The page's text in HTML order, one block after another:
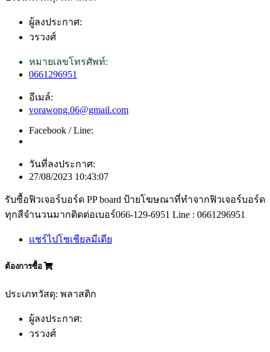
ผู้ลงประกาศ:
วรวงศ์
หมายเลขโทรศัพท์:
0661296951
อีเมล์:
vorawong.06@gmail.com
Facebook / Line:
วันที่ลงประกาศ:
27/08/2023 10:43:07
รับซื้อฟิวเจอร์บอร์ด PP board ป้ายโฆษณาที่ทำจากฟิวเจอร์บอร์ด
ทุกสีจำนวนมากติดต่อเบอร์066-129-6951 Line : 0661296951
แชร์ไปโซเชียลมีเดีย
ต้องการซื้อ
ประเภทวัสดุ: พลาสติก
ผู้ลงประกาศ:
วรวงศ์